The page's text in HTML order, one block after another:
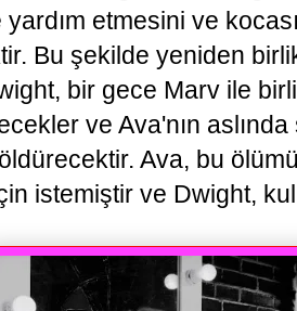
etmesini ve
Bu şekilde yeniden
bir gece Marv ile
ve Ava'nın
Ava, bu
istemiştir ve Dwight,